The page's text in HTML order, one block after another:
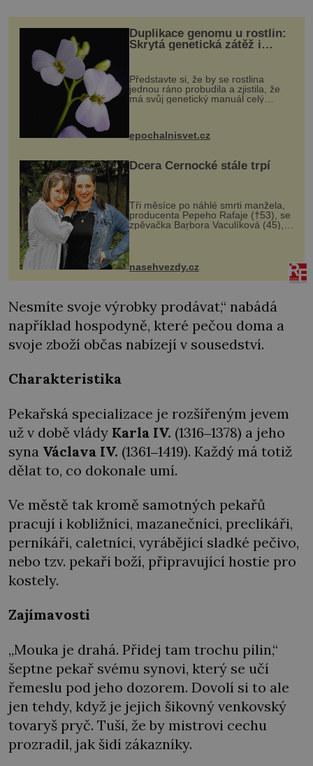
Duplikace genomu u rostlin:
Skrytá genetická zátěž i
Představte si, že by se rostlina
jednou ráno probudila a zjistila, že
má svůj genetický manuál celý
vstupenka...
epochalnisvet.cz
Dcera Černocké stále trpí
Tři měsíce po náhlé smrti manžela,
producenta Pepeho Rafaje (†53), se
zpěvačka Barbora Vaculíková (45),
dcera Petry Černocké (75), poprvé
ozvala veřejnosti. Na sociální síti
sdílela, že se snaží fung...
nasehvezdy.cz
Nesmíte svoje výrobky prodávat,“ nabádá
například hospodyně, které pečou doma a
svoje zboží občas nabízejí v sousedství.
Charakteristika
Pekařská specializace je rozšířeným jevem
už v době vlády Karla IV. (1316‒1378) a jeho
syna Václava IV. (1361‒1419). Každý má totiž
dělat to, co dokonale umí.
Ve městě tak kromě samotných pekařů
pracují i kobližníci, mazanečníci, preclíkáři,
perníkáři, caletníci, vyrábějící sladké pečivo,
nebo tzv. pekaři boží, připravující hostie pro
kostely.
Zajímavosti
„Mouka je drahá. Přidej tam trochu pilin,“
šeptne pekař svému synovi, který se učí
řemeslu pod jeho dozorem. Dovolí si to ale
jen tehdy, když je jejich šikovný venkovský
tovaryš pryč. Tuší, že by mistrovi cechu
prozradil, jak šidí zákazníky.